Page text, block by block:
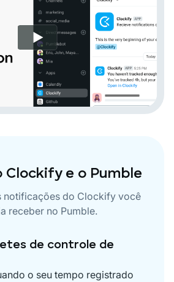
Clockify e o Pumble
notificações do Clockify você
receber no Pumble.
de controle de
o seu tempo registrado